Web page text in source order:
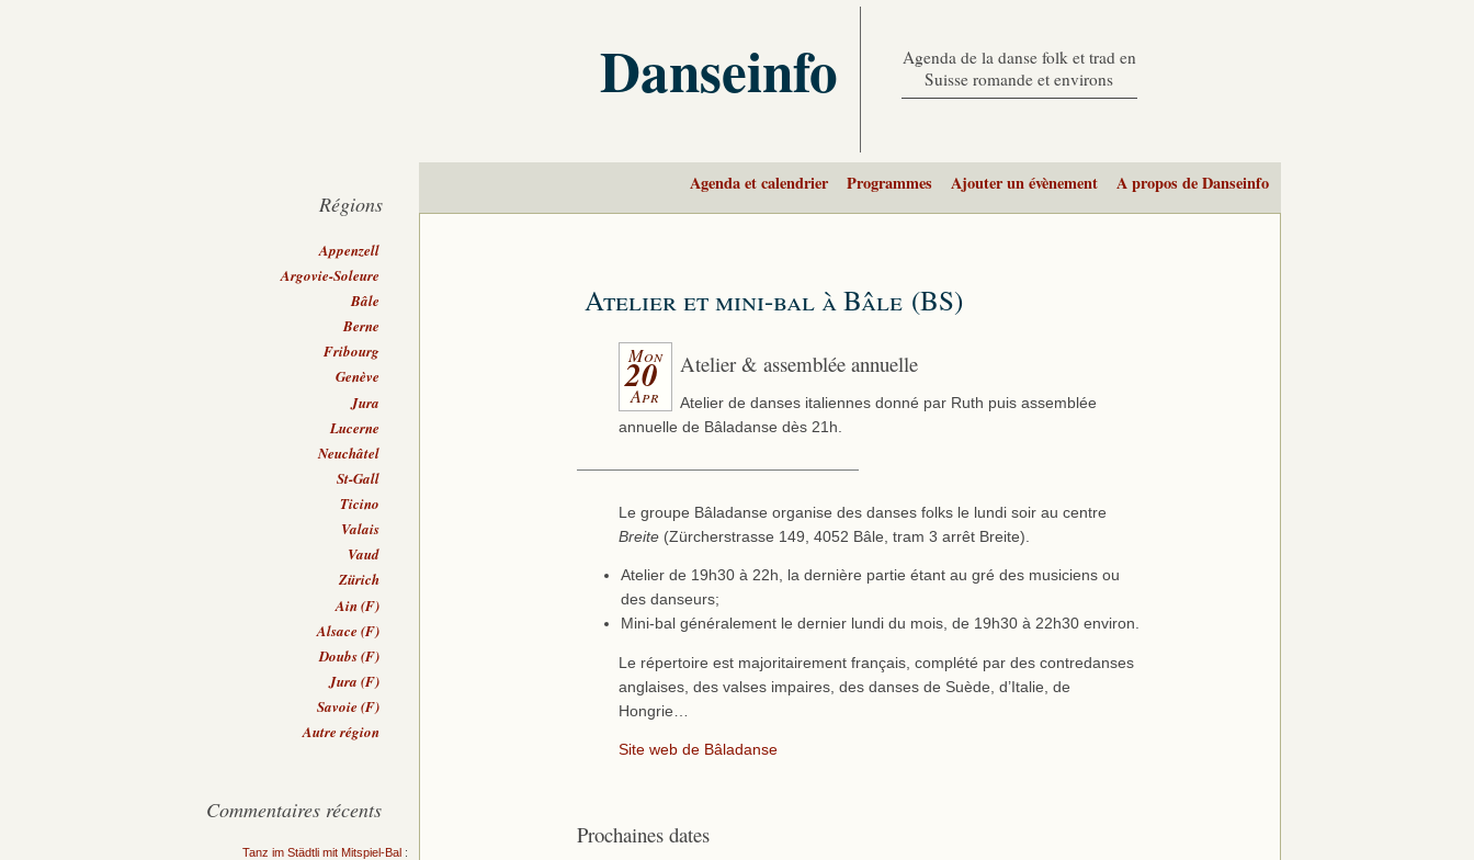
Danseinfo
Agenda de la danse folk et trad en
Suisse romande et environs
Agenda et calendrier Programmes Ajouter un évènement A propos de Danseinfo
Atelier et mini-bal à Bâle (BS)
Mon
20
Apr
Atelier & assemblée annuelle
Atelier de danses italiennes donné par Ruth puis assemblée
annuelle de Bâladanse dès 21h.
Le groupe Bâladanse organise des danses folks le lundi soir au centre
Breite(Zürcherstrasse 149, 4052 Bâle, tram 3 arrêt Breite).
Atelier de 19h30 à 22h, la dernière partie étant au gré des musiciens ou
des danseurs;
Mini-bal généralement le dernier lundi du mois, de 19h30 à 22h30 environ.
Le répertoire est majoritairement français, complété par des contredanses
anglaises, des valses impaires, des danses de Suède, d’Italie, de
Hongrie…
Site web de Bâladanse
Prochaines dates
Régions
Appenzell
Argovie-Soleure
Bâle
Berne
Fribourg
Genève
Jura
Lucerne
Neuchâtel
St-Gall
Ticino
Valais
Vaud
Zürich
Ain (F)
Alsace (F)
Doubs (F)
Jura (F)
Savoie (F)
Autre région
Commentaires récents
Tanz im Städtli mit Mitspiel-Bal :